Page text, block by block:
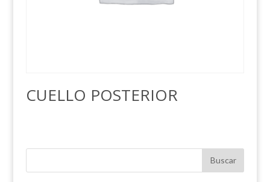
CUELLO POSTERIOR